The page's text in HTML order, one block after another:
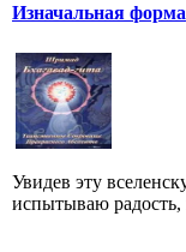
Изначальная форма
Увидев эту
испытываю